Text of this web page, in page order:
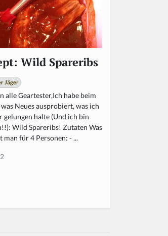
Wild Spareribs
Jäger
alle Geartester,Ich habe beim
Neues ausprobiert, was ich
gelungen halte (Und ich bin
Wild Spareribs! Zutaten Was
man für 4 Personen: - ...